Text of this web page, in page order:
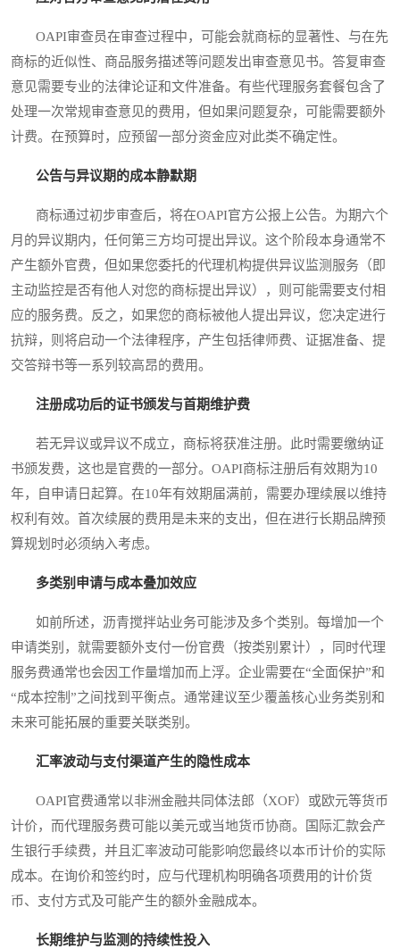
OAPI审查员在审查过程中，可能会就商标的显著性、与在先
商标的近似性、商品服务描述等问题发出审查意见书。答复审查
意见需要专业的法律论证和文件准备。有些代理服务套餐包含了
处理一次常规审查意见的费用，但如果问题复杂，可能需要额外
计费。在预算时，应预留一部分资金应对此类不确定性。
公告与异议期的成本静默期
商标通过初步审查后，将在OAPI官方公报上公告。为期六个
月的异议期内，任何第三方均可提出异议。这个阶段本身通常不
产生额外官费，但如果您委托的代理机构提供异议监测服务（即
主动监控是否有他人对您的商标提出异议），则可能需要支付相
应的服务费。反之，如果您的商标被他人提出异议，您决定进行
抗辩，则将启动一个法律程序，产生包括律师费、证据准备、提
交答辩书等一系列较高昂的费用。
注册成功后的证书颁发与首期维护费
若无异议或异议不成立，商标将获准注册。此时需要缴纳证
书颁发费，这也是官费的一部分。OAPI商标注册后有效期为10
年，自申请日起算。在10年有效期届满前，需要办理续展以维持
权利有效。首次续展的费用是未来的支出，但在进行长期品牌预
算规划时必须纳入考虑。
多类别申请与成本叠加效应
如前所述，沥青搅拌站业务可能涉及多个类别。每增加一个
申请类别，就需要额外支付一份官费（按类别累计），同时代理
服务费通常也会因工作量增加而上浮。企业需要在“全面保护”和
“成本控制”之间找到平衡点。通常建议至少覆盖核心业务类别和
未来可能拓展的重要关联类别。
汇率波动与支付渠道产生的隐性成本
OAPI官费通常以非洲金融共同体法郎（XOF）或欧元等货币
计价，而代理服务费可能以美元或当地货币协商。国际汇款会产
生银行手续费，并且汇率波动可能影响您最终以本币计价的实际
成本。在询价和签约时，应与代理机构明确各项费用的计价货
币、支付方式及可能产生的额外金融成本。
长期维护与监测的持续性投入